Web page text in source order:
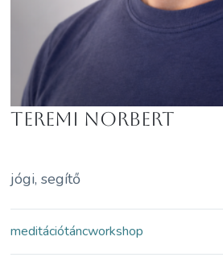
Teremi Norbert
jógi, segítő
meditációtáncworkshop